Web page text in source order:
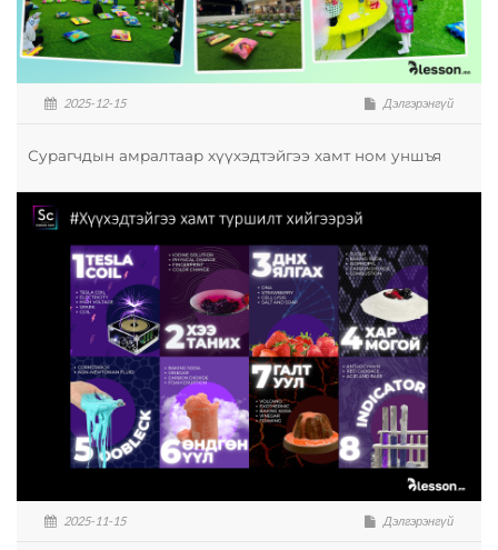
2025-12-15 Дэлгэрэнгүй
Сурагчдын амралтаар хүүхэдтэйгээ хамт ном уншъя
2025-11-15 Дэлгэрэнгүй